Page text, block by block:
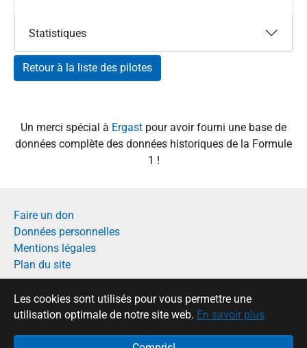
Les cookies sont utilisés pour vous permettre une
utilisation optimale de notre site web. En savoir plus
Statistiques
Retour à la liste des pilotes
Un merci spécial à Ergast pour avoir fourni une base de
données complète des données historiques de la Formule
1 !
Faire un don
Données personnelles
Mentions légales
Plan du site
Français
English